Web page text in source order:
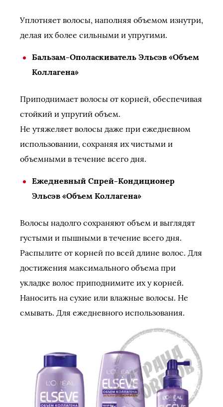
Уплотняет волосы, наполняя объемом изнутри,
делая их более сильными и упругими.
Бальзам-Ополаскиватель Эльсэв «Объем
Коллагена»
Приподнимает волосы от корней, обеспечивая
стойкий и упругий объем.
Не утяжеляет волосы даже при ежедневном
использовании, сохраняя их чистыми и
объемными в течение всего дня.
Ежедневный Спрей-Кондиционер
Эльсэв «Объем Коллагена»
Волосы надолго сохраняют объем и выглядят
густыми и пышными в течение всего дня.
Распылите от корней по всей длине волос. Для
достижения максимального объема при
укладке волос приподнимите их у корней.
Наносить на сухие или влажные волосы. Не
смывать. Для ежедневного использования.